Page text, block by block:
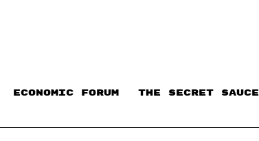
ECONOMIC FORUM THE SECRET SAUCE​